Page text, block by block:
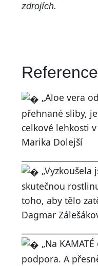
zdrojích.
„Aloe vera
přehnané sliby,
celkové lehkosti v
Marika Dolejší
skutečnou
toho, aby tělo
Dagmar
„Na
podpora. A